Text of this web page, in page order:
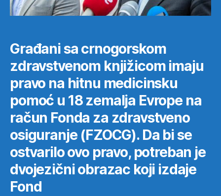
Građani sa crnogorskom
zdravstvenom knjižicom imaju
pravo na hitnu medicinsku
pomoć u 18 zemalja Evrope na
račun Fonda za zdravstveno
osiguranje (FZOCG). Da bi se
ostvarilo ovo pravo, potreban je
dvojezični obrazac koji izdaje
Fond